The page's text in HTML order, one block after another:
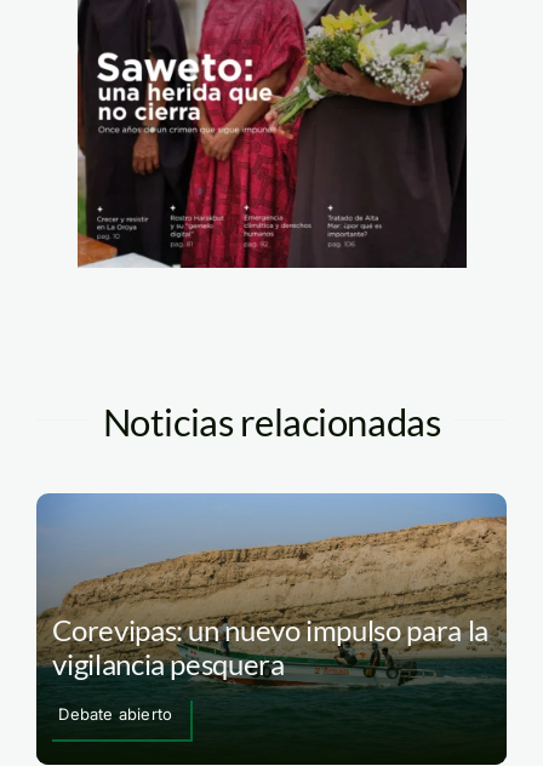
Noticias relacionadas
Corevipas: un nuevo impulso para la
vigilancia pesquera
Debate abierto